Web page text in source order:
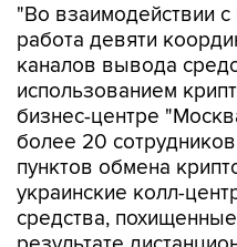
"Во взаимодействии
работа девяти
каналов вывода
использованием
бизнес-центре
более 20
пунктов обмена
украинские колл-
средства,